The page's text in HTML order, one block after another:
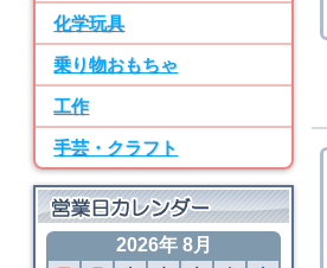
8位
SayWoodwork
SWM-2 ままごとキッ
チン パーツ・水道
9位
BRIO
アニマルファームセッ
ト
10位
化学玩具
乗り物おもちゃ
工作
手芸・クラフト
2026年 8月